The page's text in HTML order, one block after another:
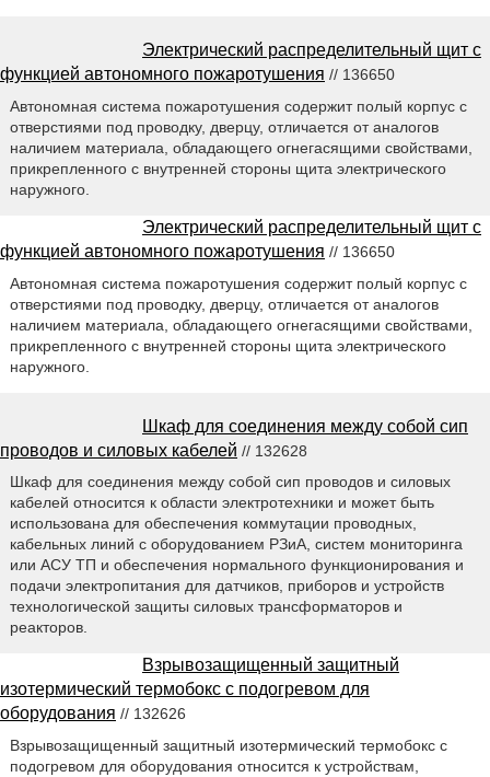
Электрический распределительный щит с
функцией автономного пожаротушения // 136650
Автономная система пожаротушения содержит полый корпус с
отверстиями под проводку, дверцу, отличается от аналогов
наличием материала, обладающего огнегасящими свойствами,
прикрепленного с внутренней стороны щита электрического
наружного.
Электрический распределительный щит с
функцией автономного пожаротушения // 136650
Автономная система пожаротушения содержит полый корпус с
отверстиями под проводку, дверцу, отличается от аналогов
наличием материала, обладающего огнегасящими свойствами,
прикрепленного с внутренней стороны щита электрического
наружного.
Шкаф для соединения между собой сип
проводов и силовых кабелей // 132628
Шкаф для соединения между собой сип проводов и силовых
кабелей относится к области электротехники и может быть
использована для обеспечения коммутации проводных,
кабельных линий с оборудованием РЗиА, систем мониторинга
или АСУ ТП и обеспечения нормального функционирования и
подачи электропитания для датчиков, приборов и устройств
технологической защиты силовых трансформаторов и
реакторов.
Взрывозащищенный защитный
изотермический термобокс с подогревом для
оборудования // 132626
Взрывозащищенный защитный изотермический термобокс с
подогревом для оборудования относится к устройствам,